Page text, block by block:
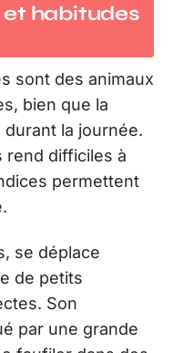
habitudes
sont des animaux
bien que la
la journée.
rend difficiles à
permettent
se déplace
de petits
Son
par une grande